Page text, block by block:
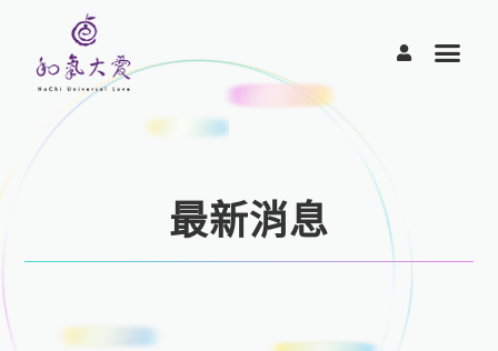
最新消息